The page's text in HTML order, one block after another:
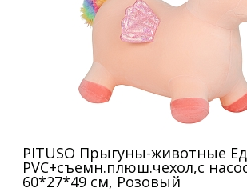
PITUSO Прыгуны-животные
PVC+съемн.плюш.чехол,с
60*27*49 см, Розовый